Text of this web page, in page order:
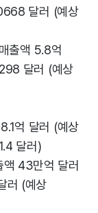
달러 (예상
출액 5.8억
달러 (예상
억 달러 (예상
달러)
액 43만억 달러
러 (예상